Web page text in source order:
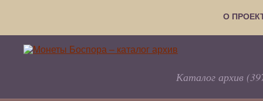
О
Каталог архив